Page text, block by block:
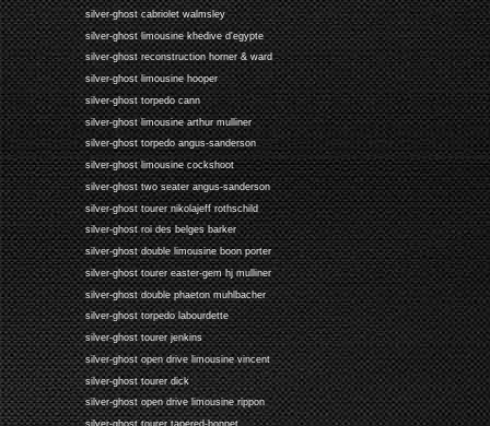
silver-ghost cabriolet walmsley
silver-ghost limousine khedive d'egypte
silver-ghost reconstruction horner & ward
silver-ghost limousine hooper
silver-ghost torpedo cann
silver-ghost limousine arthur mulliner
silver-ghost torpedo angus-sanderson
silver-ghost limousine cockshoot
silver-ghost two seater angus-sanderson
silver-ghost tourer nikolajeff rothschild
silver-ghost roi des belges barker
silver-ghost double limousine boon porter
silver-ghost tourer easter-gem hj mulliner
silver-ghost double phaeton muhlbacher
silver-ghost torpedo labourdette
silver-ghost tourer jenkins
silver-ghost open drive limousine vincent
silver-ghost tourer dick
silver-ghost open drive limousine rippon